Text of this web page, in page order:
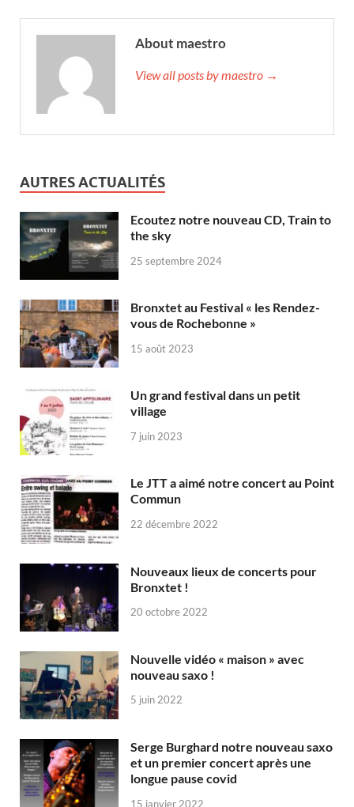
About maestro
View all posts by maestro →
AUTRES ACTUALITÉS
Ecoutez notre nouveau CD, Train to
the sky
25 septembre 2024
Bronxtet au Festival « les Rendez-
vous de Rochebonne »
15 août 2023
Un grand festival dans un petit
village
7 juin 2023
Le JTT a aimé notre concert au Point
Commun
22 décembre 2022
Nouveaux lieux de concerts pour
Bronxtet !
20 octobre 2022
Nouvelle vidéo « maison » avec
nouveau saxo !
5 juin 2022
Serge Burghard notre nouveau saxo
et un premier concert après une
longue pause covid
15 janvier 2022